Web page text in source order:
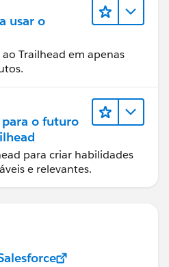
usar o
Trailhead em apenas
o futuro
para criar habilidades
e relevantes.